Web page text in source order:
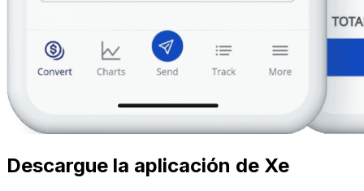
Descargue la aplicación de Xe